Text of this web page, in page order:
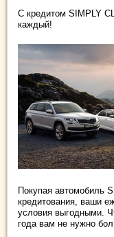
С кредитом SIMPLY
каждый!
Покупая автомобиль
кредитования, ваши
условия выгодными.
года вам не нужно